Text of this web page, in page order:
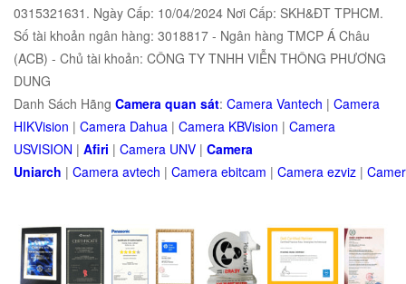
0315321631. Ngày Cấp: 10/04/2024 Nơi Cấp: SKH&ĐT TPHCM.
Số tài khoản ngân hàng: 3018817 - Ngân hàng TMCP Á Châu
(ACB) - Chủ tài khoản: CÔNG TY TNHH VIỄN THÔNG PHƯƠNG
DUNG
Danh Sách Hãng Camera quan sát: Camera Vantech | Camera
HIKVision | Camera Dahua | Camera KBVision | Camera
USVISION | Afiri | Camera UNV | Camera
Uniarch | Camera avtech | Camera ebitcam | Camera ezviz |